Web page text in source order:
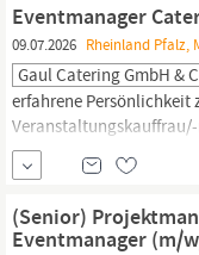
Eventmanagermit...
Eventmanager
09.07.2026 Rheinland Pfalz,
Gaul Catering GmbH &
erfahrene Persönlichkeit
Veranstaltungs- oder
übernimmst die
unseren exklusiven
verantwortlicher
(Senior)
Eventmanager (m/